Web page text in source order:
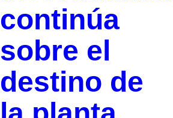
continúa
sobre el
destino de